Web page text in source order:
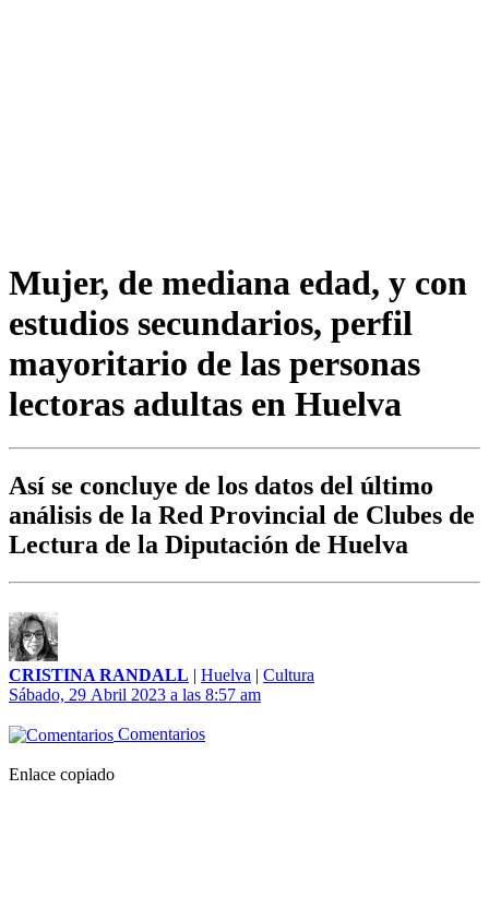
Mujer, de mediana edad, y con
estudios secundarios, perfil
mayoritario de las personas
lectoras adultas en Huelva
Así se concluye de los datos del último
análisis de la Red Provincial de Clubes de
Lectura de la Diputación de Huelva
CRISTINA RANDALL | Huelva | Cultura
Sábado, 29 Abril 2023 a las 8:57 am
Comentarios
Enlace copiado